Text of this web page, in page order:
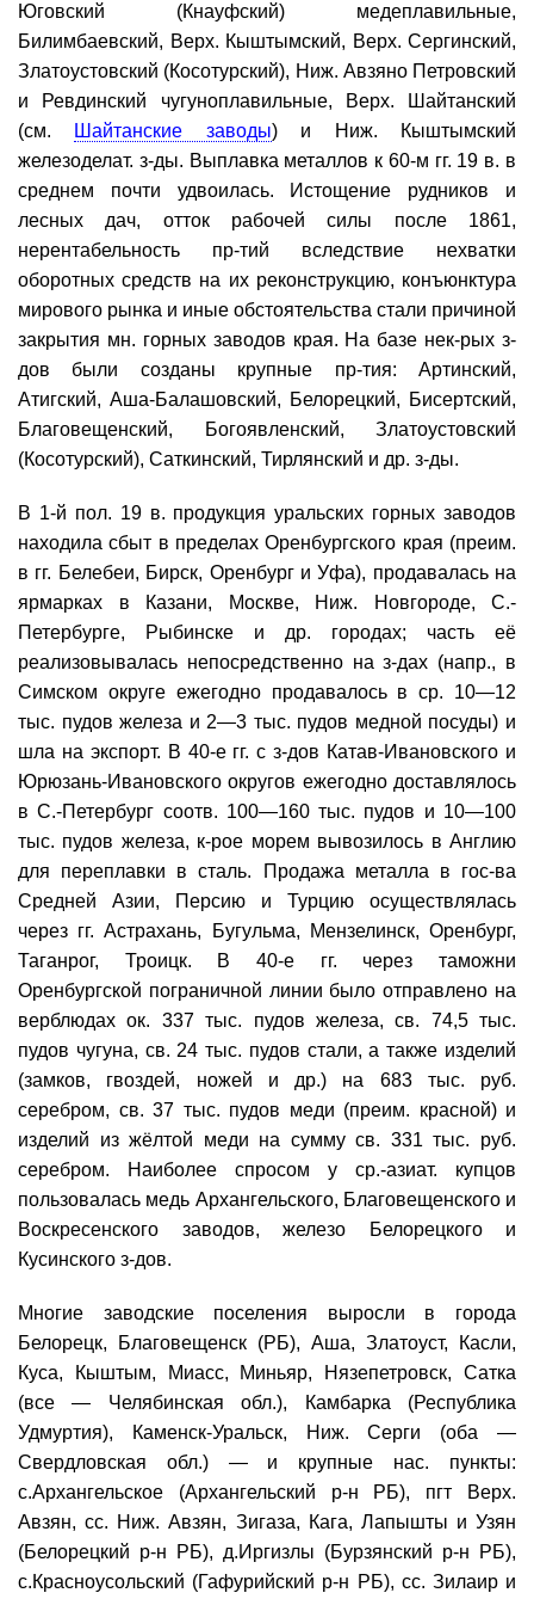
Юговский (Кнауфский) медеплавильные,
Билимбаевский, Верх. Кыштымский, Верх. Сергинский,
Златоустовский (Косотурский), Ниж. Авзяно Петровский
и Ревдинский чугуноплавильные, Верх. Шайтанский
(см.
Шайтанские заводы) и Ниж. Кыштымский
железоделат. з-ды. Выплавка металлов к 60-м гг. 19 в. в
среднем почти удвоилась. Истощение рудников и
лесных дач, отток рабочей силы после 1861,
нерентабельность пр-тий вследствие нехватки
оборотных средств на их реконструкцию, конъюнктура
мирового рынка и иные обстоятельства стали причиной
закрытия мн. горных заводов края. На базе нек-рых з-
дов были созданы крупные пр-тия: Артинский,
Атигский, Аша-Балашовский, Белорецкий, Бисертский,
Благовещенский, Богоявленский, Златоустовский
(Косотурский), Саткинский, Тирлянский и др. з-ды.
В 1-й пол. 19 в. продукция уральских горных заводов
находила сбыт в пределах Оренбургского края (преим.
в гг. Белебеи, Бирск, Оренбург и Уфа), продавалась на
ярмарках в Казани, Москве, Ниж. Новгороде, С.-
Петербурге, Рыбинске и др. городах; часть её
реализовывалась непосредственно на з-дах (напр., в
Симском округе ежегодно продавалось в ср. 10—12
тыс. пудов железа и 2—3 тыс. пудов медной посуды) и
шла на экспорт. В 40-е гг. с з-дов Катав-Ивановского и
Юрюзань-Ивановского округов ежегодно доставлялось
в С.-Петербург соотв. 100—160 тыс. пудов и 10—100
тыс. пудов железа, к-рое морем вывозилось в Англию
для переплавки в сталь. Продажа металла в гос-ва
Средней Азии, Персию и Турцию осуществлялась
через гг. Астрахань, Бугульма, Мензелинск, Оренбург,
Таганрог, Троицк. В 40-е гг. через таможни
Оренбургской пограничной линии было отправлено на
верблюдах ок. 337 тыс. пудов железа, св. 74,5 тыс.
пудов чугуна, св. 24 тыс. пудов стали, а также изделий
(замков, гвоздей, ножей и др.) на 683 тыс. руб.
серебром, св. 37 тыс. пудов меди (преим. красной) и
изделий из жёлтой меди на сумму св. 331 тыс. руб.
серебром. Наиболее спросом у ср.-азиат. купцов
пользовалась медь Архангельского, Благовещенского и
Воскресенского заводов, железо Белорецкого и
Кусинского з-дов.
Многие заводские поселения выросли в города
Белорецк, Благовещенск (РБ), Аша, Златоуст, Касли,
Куса, Кыштым, Миасс, Миньяр, Нязепетровск, Сатка
(все — Челябинская обл.), Камбарка (Республика
Удмуртия), Каменск-Уральск, Ниж. Серги (оба —
Свердловская обл.) — и крупные нас. пункты:
с.Архангельское (Архангельский р-н РБ), пгт Верх.
Авзян, сс. Ниж. Авзян, Зигаза, Кага, Лапышты и Узян
(Белорецкий р-н РБ), д.Иргизлы (Бурзянский р-н РБ),
с.Красноусольский (Гафурийский р-н РБ), сс. Зилаир и